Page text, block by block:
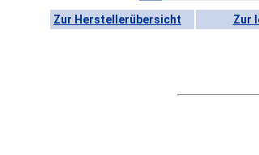
Zur Herstellerübersicht Zur